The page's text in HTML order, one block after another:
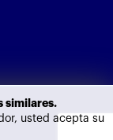
similares.
usted acepta su